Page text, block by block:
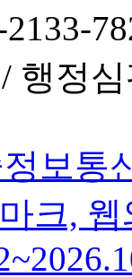
행정심